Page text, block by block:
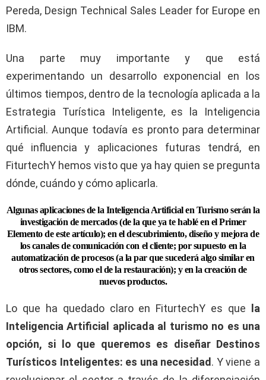
Pereda, Design Technical Sales Leader for Europe en
IBM.
Una parte muy importante y que está
experimentando un desarrollo exponencial en los
últimos tiempos, dentro de la tecnología aplicada a la
Estrategia Turística Inteligente, es la Inteligencia
Artificial. Aunque todavía es pronto para determinar
qué influencia y aplicaciones futuras tendrá, en
FiturtechY hemos visto que ya hay quien se pregunta
dónde, cuándo y cómo aplicarla.
Algunas aplicaciones de la Inteligencia Artificial en Turismo serán la
investigación de mercados (de la que ya te hablé en el Primer
Elemento de este artículo); en el descubrimiento, diseño y mejora de
los canales de comunicación con el cliente; por supuesto en la
automatización de procesos (a la par que sucederá algo similar en
otros sectores, como el de la restauración); y en la creación de
nuevos productos.
Lo que ha quedado claro en FiturtechY es que
la
Inteligencia Artificial aplicada al turismo no es una
opción, si lo que queremos es diseñar Destinos
Turísticos Inteligentes: es una necesidad. Y viene a